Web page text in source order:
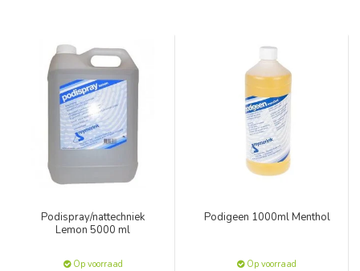
Podispray/nattechniek
Lemon 5000 ml
Op voorraad
Podigeen 1000ml Menthol
Op voorraad